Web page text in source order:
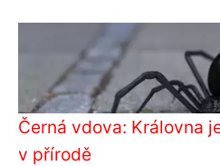
Černá vdova: Královna
v přírodě